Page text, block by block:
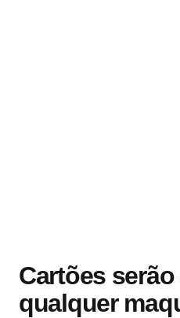
Cartões
qualquer